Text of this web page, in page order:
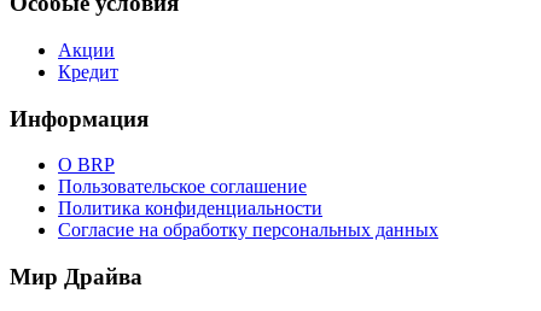
Акции
Кредит
Информация
О BRP
Пользовательское соглашение
Политика конфиденциальности
Согласие на обработку персональных данных
Мир Драйва